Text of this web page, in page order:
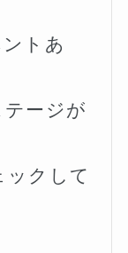
トあ
ージが
クして